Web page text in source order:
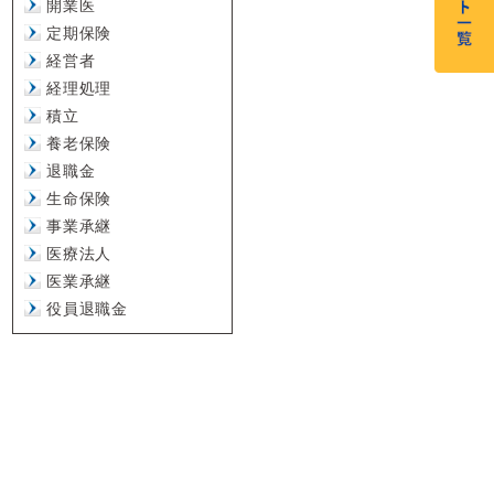
開業医
定期保険
経営者
経理処理
積立
養老保険
退職金
生命保険
事業承継
医療法人
医業承継
役員退職金